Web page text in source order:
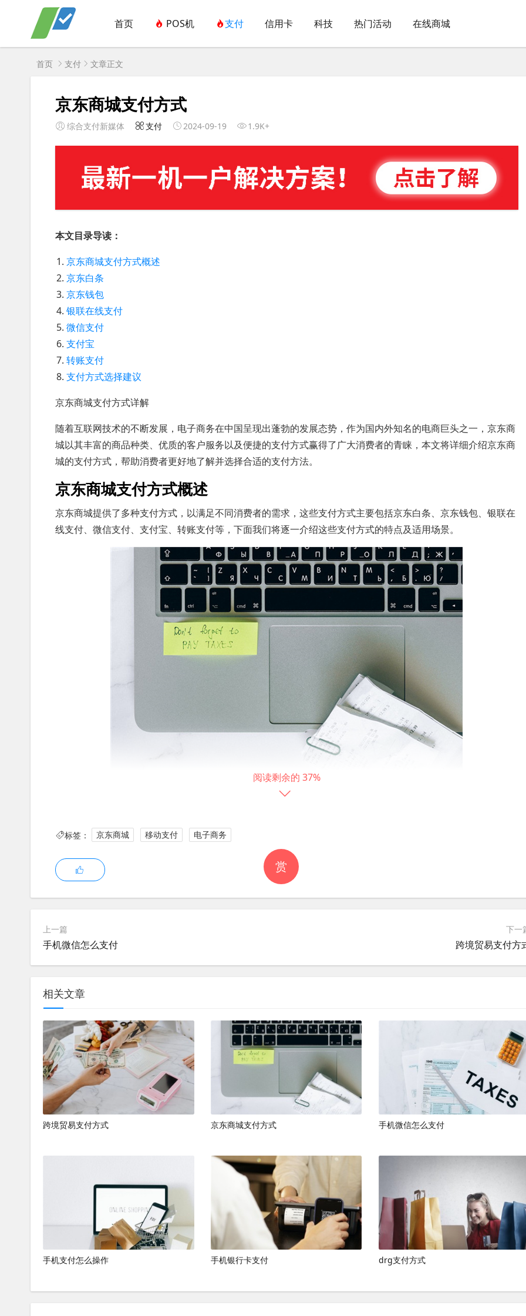
首页 POS机 支付 信用卡 科技 热门活动 在线商城
首页 支付 文章正文
京东商城支付方式
综合支付新媒体 支付 2024-09-19 1.9K+
本文目录导读：
京东商城支付方式概述
京东白条
京东钱包
银联在线支付
微信支付
支付宝
转账支付
支付方式选择建议
京东商城支付方式详解
随着互联网技术的不断发展，电子商务在中国呈现出蓬勃的发展态势，作为国内外知名的电商巨头之一，京东商
城以其丰富的商品种类、优质的客户服务以及便捷的支付方式赢得了广大消费者的青睐，本文将详细介绍京东商
城的支付方式，帮助消费者更好地了解并选择合适的支付方法。
京东商城支付方式概述
京东商城提供了多种支付方式，以满足不同消费者的需求，这些支付方式主要包括京东白条、京东钱包、银联在
线支付、微信支付、支付宝、转账支付等，下面我们将逐一介绍这些支付方式的特点及适用场景。
京东白条是京东商城推出的一种“先消费，后付款”的支付方式，它为消费者提供了一定的信用额度，允许消费者
在京东购物时先下单，确认收货后再付款，京东白条具有信用消费、分期付款等特点，适用于经常在京东购物的
用户。
京东钱包还支持转账、收款等功能，方便用户进行线上线下的资金交易。
选择银联在线支付，通过银行验证后完成支付，银联在线支付具有广泛连接、安全可靠等特点。
微信支付
微信支付是腾讯公司推出的移动支付应用，通过绑定银行卡，用户可以在京东商城选择微信支付，通过扫码或确
认支付信息完成支付，微信支付具有便捷、普及率高等特点，深受消费者喜爱。
支付宝
支付宝是中国领先的第三方支付平台，用户可以通过支付宝在京东商城完成支付，支付宝具有支付快捷、安全可
37%
标签： 京东商城 移动支付 电子商务
赏
上一篇
手机微信怎么支付
下一
跨境贸易支付方
相关文章
跨境贸易支付方式 京东商城支付方式 手机微信怎么支付
手机支付怎么操作 手机银行卡支付 drg支付方式